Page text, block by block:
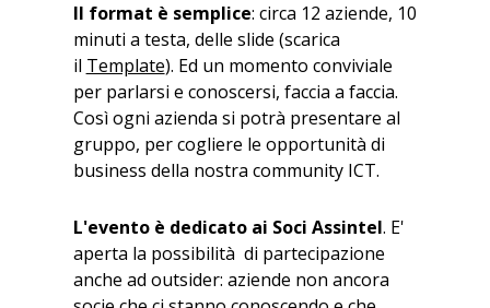
Il format è semplice: circa 12 aziende, 10
minuti a testa, delle slide (scarica
il Template). Ed un momento conviviale
per parlarsi e conoscersi, faccia a faccia.
Così ogni azienda si potrà presentare al
gruppo, per cogliere le opportunità di
business della nostra community ICT.
L'evento è dedicato ai Soci Assintel. E'
aperta la possibilità di partecipazione
anche ad outsider: aziende non ancora